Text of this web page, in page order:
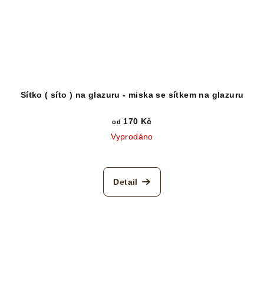
Sítko ( síto ) na glazuru - miska se sítkem na glazuru
od 170 Kč
Vyprodáno
Detail